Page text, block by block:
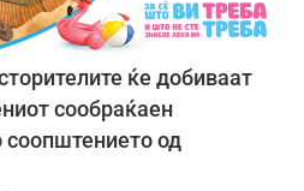
ќе добиваат
сообраќаен
соопштението од